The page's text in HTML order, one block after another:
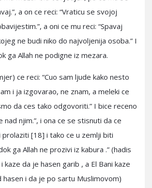
a on ce reci: “Vraticu se svojoj
a oni ce mu reci: “Spavaj
ne budi niko do najvoljenija osoba.” I
ga Allah ne podigne iz mezara.
ce reci: “Cuo sam ljude kako nesto
i ja izgovarao, ne znam, a meleki ce
da ces tako odgovoriti.” I bice receno
nad njim.”, i ona ce se stisnuti da ce
[18] i tako ce u zemlji biti
ga Allah ne prozivi iz kabura .” (hadis
kaze da je hasen garib , a El Bani kaze
hasen i da je po sartu Muslimovom)